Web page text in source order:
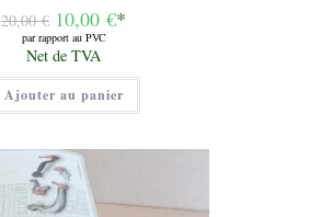
20,00€ Le
prix
initial
était :
20,00 €.
10,00 €*
par rapport au PVC
Le
prix
actuel
est :
10,00 €.
Net de TVA
Ajouter au panier